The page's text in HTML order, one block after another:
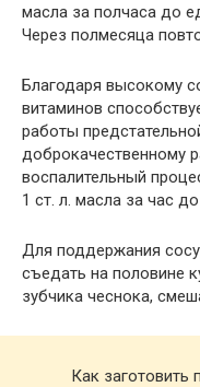
масла за полчаса до
Через полмесяца
Благодаря высокому
витаминов
работы
доброкачественному
воспалительный
1 ст. л. масла за час
Для поддержания
съедать на половине
зубчика чеснока,
Как заготовить